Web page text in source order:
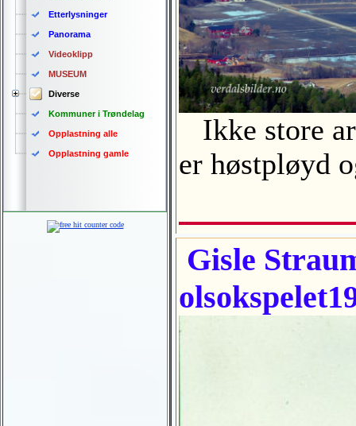
Etterlysninger
Panorama
Videoklipp
MUSEUM
Diverse
Kommuner i Trøndelag
Opplastning alle
Opplastning gamle
Ikke store
er høstpløyd
Gisle